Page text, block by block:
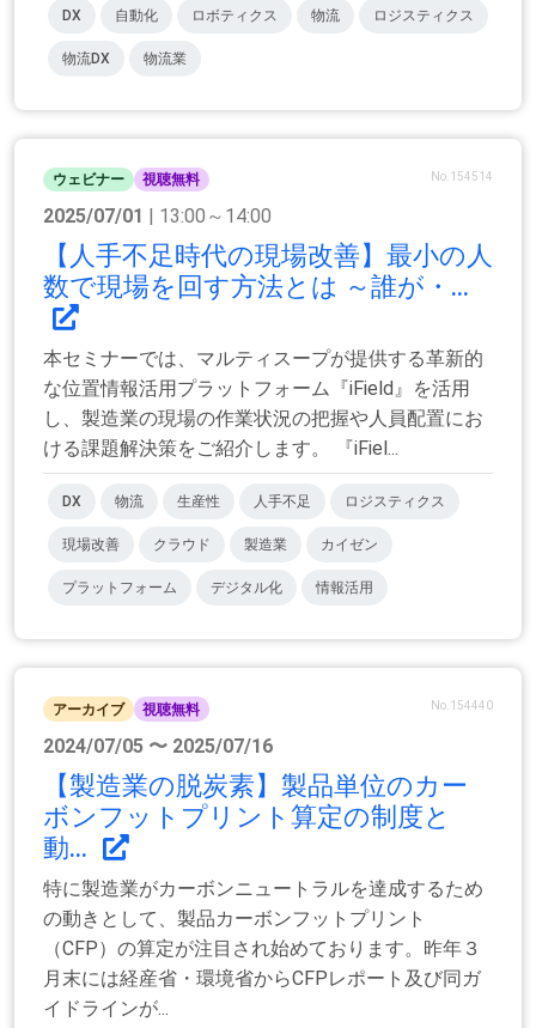
DX 自動化 ロボティクス 物流 ロジスティクス
物流DX 物流業
ウェビナー 視聴無料 No.154514
2025/07/01 | 13:00～14:00
【人手不足時代の現場改善】最小の人
数で現場を回す方法とは ～誰が・...
本セミナーでは、マルティスープが提供する革新的
な位置情報活用プラットフォーム『iField』を活用
し、製造業の現場の作業状況の把握や人員配置にお
ける課題解決策をご紹介します。 『iFiel...
DX 物流 生産性 人手不足 ロジスティクス
現場改善 クラウド 製造業 カイゼン
プラットフォーム デジタル化 情報活用
アーカイブ 視聴無料 No.154440
2024/07/05 〜 2025/07/16
【製造業の脱炭素】製品単位のカー
ボンフットプリント算定の制度と
動...
特に製造業がカーボンニュートラルを達成するため
の動きとして、製品カーボンフットプリント
（CFP）の算定が注目され始めております。昨年３
月末には経産省・環境省からCFPレポート及び同ガ
イドラインが...